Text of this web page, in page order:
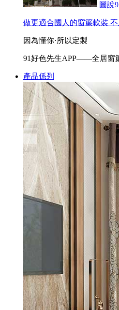
圖說
做更適合國人的窗簾軟裝
因為懂你·所以定製
91好色先生APP——全居窗
產品係列